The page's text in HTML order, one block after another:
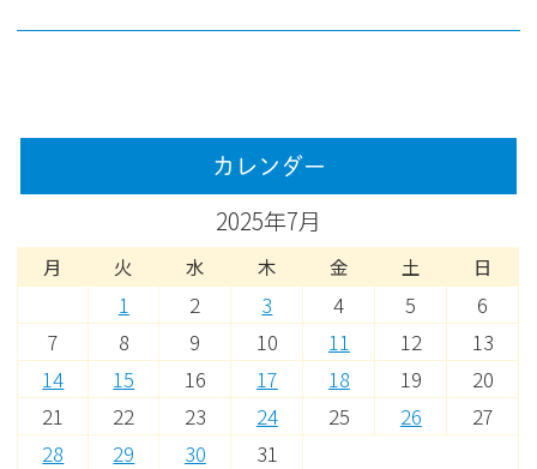
カレンダー
2025年7月
月 火 水 木 金 土 日
1 2 3 4 5
6
7
8 9 10 11 12
13
14
15 16 17 18 19
20
21
22 23 24 25 26
27
28
29 30 31